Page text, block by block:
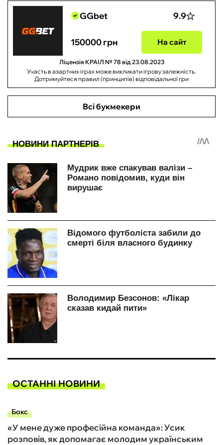
GGbet 9.9
150000 грн На сайт
Ліцензія КРАІЛ № 78 від 23.08.2023
Участь в азартних іграх може викликати ігрову залежність.
Дотримуйтеся правил (принципів) відповідальної гри
Всі букмекери
ОСТАННІ НОВИНИ
Бокс
«У мене дуже професійна команда»: Усик
розповів, як допомагає молодим українським